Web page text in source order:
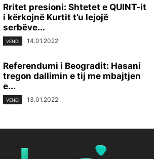
Rritet presioni: Shtetet e QUINT-it
i kërkojnë Kurtit t’u lejojë
serbëve...
VENDI 14.01.2022
Referendumi i Beogradit: Hasani
tregon dallimin e tij me mbajtjen
e...
VENDI 13.01.2022